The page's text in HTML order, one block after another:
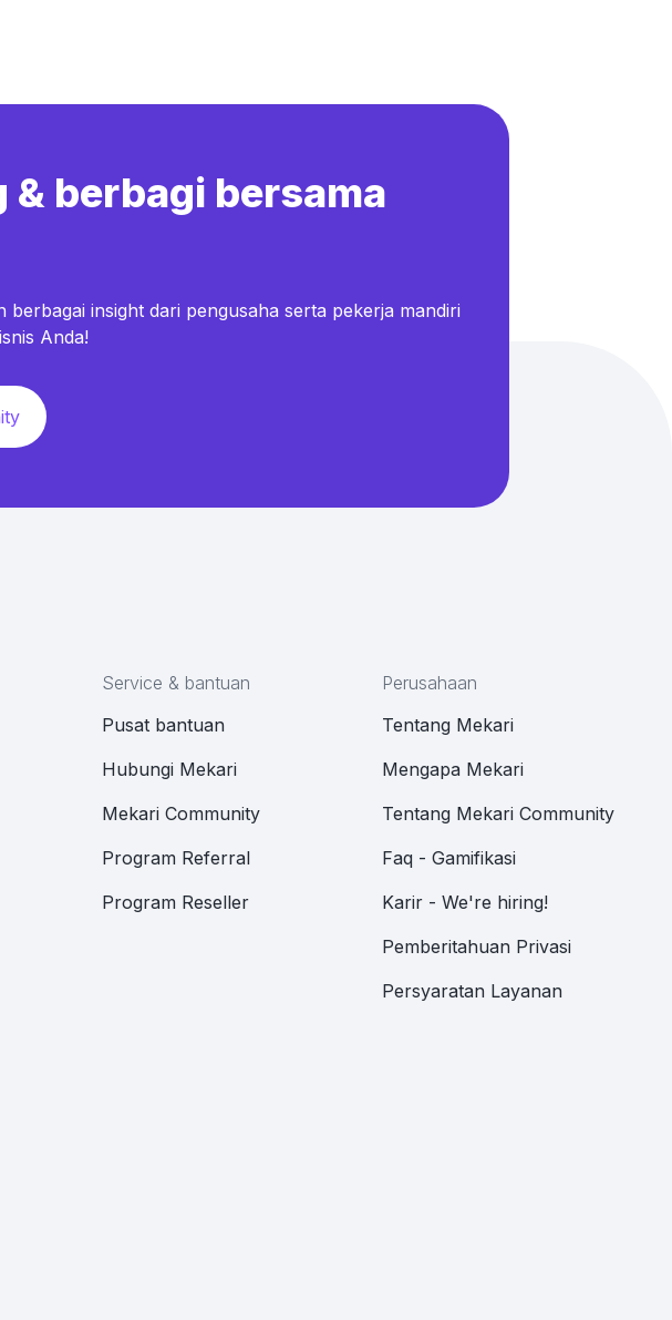
& berbagi bersama
berbagai insight dari pengusaha serta pekerja mandiri
Anda!
Service & bantuan
Pusat bantuan
Hubungi Mekari
Mekari Community
Program Referral
Program Reseller
Perusahaan
Tentang Mekari
Mengapa Mekari
Tentang Mekari Community
Faq - Gamifikasi
Karir - We're hiring!
Pemberitahuan Privasi
Persyaratan Layanan